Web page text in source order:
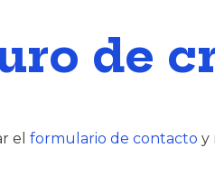
de
el formulario de contacto y